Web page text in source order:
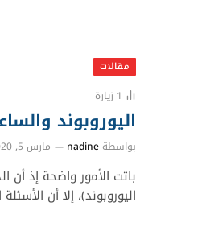
مقالات
1 زيارة
اليوروبوند
بواسطة nadine مارس 5, 2020 3:54 م
باتت الأمور واضحة إذ أن
اليوروبوند)، إلا أن